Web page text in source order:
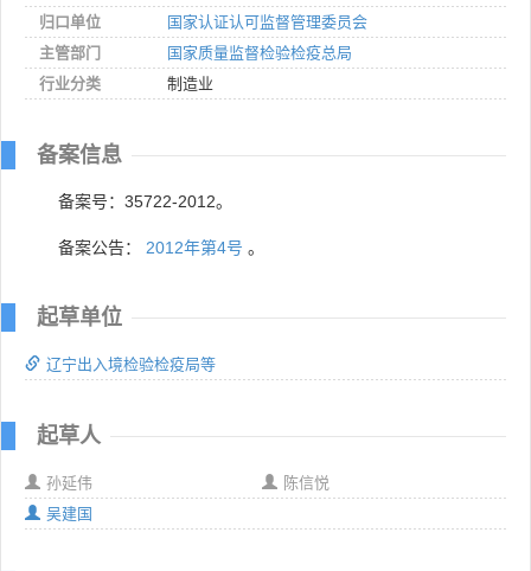
归口单位
国家认证认可监督管理委员会
主管部门
国家质量监督检验检疫总局
行业分类
制造业
备案信息
备案号：35722-2012。
备案公告： 2012年第4号 。
起草单位
辽宁出入境检验检疫局等
起草人
孙延伟
陈信悦
吴建国